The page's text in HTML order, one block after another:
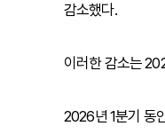
감소했다.
이러한 감소는
2026년 1분기 동